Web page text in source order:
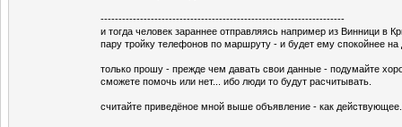
--------------------------------------------------------------------
и тогда человек зараннее отправляясь например из Винници в
пару тройку телефонов по маршруту - и будет ему спокойнее
только прошу - прежде чем давать свои данные - подумайте
сможете помочь или нет... ибо люди то будут расчитывать.
считайте приведёное мной выше объявление - как действующее.